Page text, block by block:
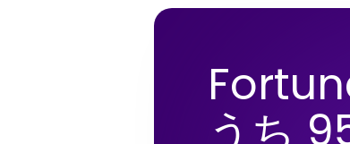
うち